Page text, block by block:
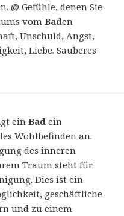
@ Gefühle, denen Sie
vomBaden
Unschuld, Angst,
Liebe. Sauberes
einBad ein
Wohlbefinden an.
des inneren
Traum steht für
Dies ist ein
geschäftliche
und zu einem